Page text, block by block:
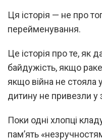
Ця історія — не про
перейменування.
Це історія про те, як
байдужість, якщо
якщо війна не
дитину не привезли у
Поки одні хлопці
пам’ять